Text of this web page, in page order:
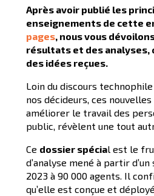
Après avoir publié les
enseignements de cette
pages, nous vous
résultats et des analyses,
des idées reçues.
Loin du discours
nos décideurs, ces
améliorer le travail des
public, révèlent une tout
Ce dossier spécial est le
d’analyse mené à partir
2023 à 90 000 agents. Il
qu’elle est conçue et